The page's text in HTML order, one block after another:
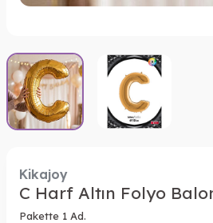
Kikajoy
C Harf Altın Folyo
Pakette 1 Ad.